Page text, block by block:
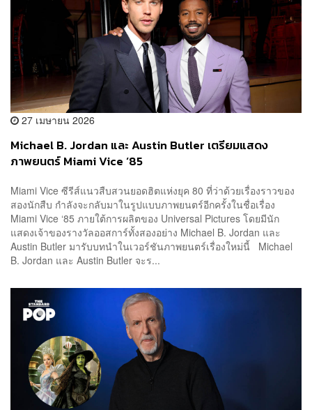
27 เมษายน 2026
Michael B. Jordan และ Austin Butler เตรียมแสดง
ภาพยนตร์ Miami Vice ‘85
Miami Vice ซีรีส์แนวสืบสวนยอดฮิตแห่งยุค 80 ที่ว่าด้วยเรื่องราวของ
สองนักสืบ กำลังจะกลับมาในรูปแบบภาพยนตร์อีกครั้งในชื่อเรื่อง
Miami Vice ‘85 ภายใต้การผลิตของ Universal Pictures โดยมีนัก
แสดงเจ้าของรางวัลออสการ์ทั้งสองอย่าง Michael B. Jordan และ
Austin Butler มารับบทนำในเวอร์ชันภาพยนตร์เรื่องใหม่นี้ Michael
B. Jordan และ Austin Butler จะร...